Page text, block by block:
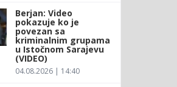
Berjan: Video
pokazuje ko je
povezan sa
kriminalnim grupama
u Istočnom Sarajevu
(VIDEO)
04.08.2026 | 14:40